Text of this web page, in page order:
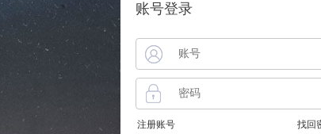
账号登录
注册账号 找回